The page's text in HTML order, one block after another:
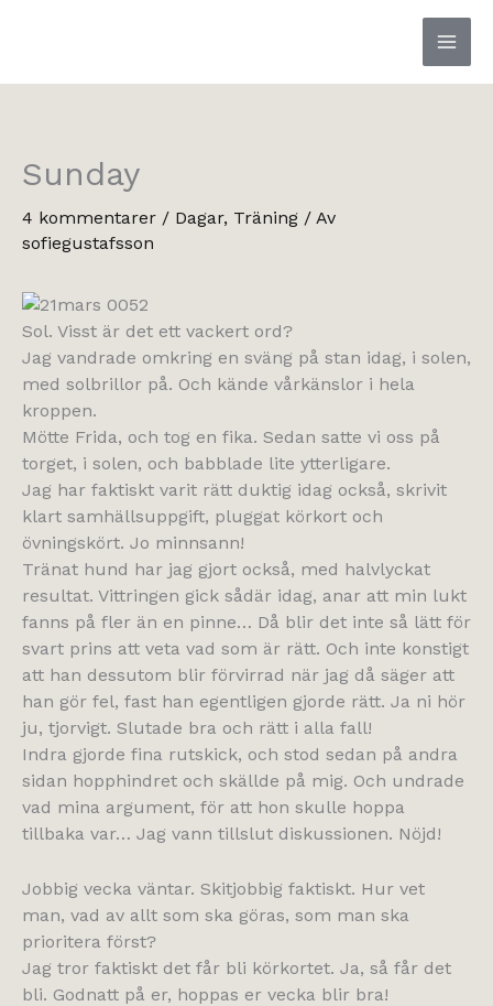
Sunday
4 kommentarer / Dagar, Träning / Av
sofiegustafsson
Sol. Visst är det ett vackert ord?
Jag vandrade omkring en sväng på stan idag, i solen,
med solbrillor på. Och kände vårkänslor i hela
kroppen.
Mötte Frida, och tog en fika. Sedan satte vi oss på
torget, i solen, och babblade lite ytterligare.
Jag har faktiskt varit rätt duktig idag också, skrivit
klart samhällsuppgift, pluggat körkort och
övningskört. Jo minnsann!
Tränat hund har jag gjort också, med halvlyckat
resultat. Vittringen gick sådär idag, anar att min lukt
fanns på fler än en pinne… Då blir det inte så lätt för
svart prins att veta vad som är rätt. Och inte konstigt
att han dessutom blir förvirrad när jag då säger att
han gör fel, fast han egentligen gjorde rätt. Ja ni hör
ju, tjorvigt. Slutade bra och rätt i alla fall!
Indra gjorde fina rutskick, och stod sedan på andra
sidan hopphindret och skällde på mig. Och undrade
vad mina argument, för att hon skulle hoppa
tillbaka var… Jag vann tillslut diskussionen. Nöjd!
Jobbig vecka väntar. Skitjobbig faktiskt. Hur vet
man, vad av allt som ska göras, som man ska
prioritera först?
Jag tror faktiskt det får bli körkortet. Ja, så får det
bli. Godnatt på er, hoppas er vecka blir bra!